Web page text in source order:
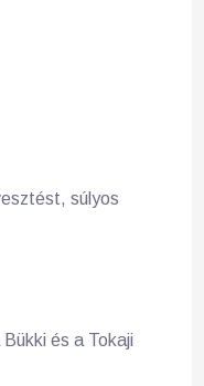
súlyos
és a Tokaji